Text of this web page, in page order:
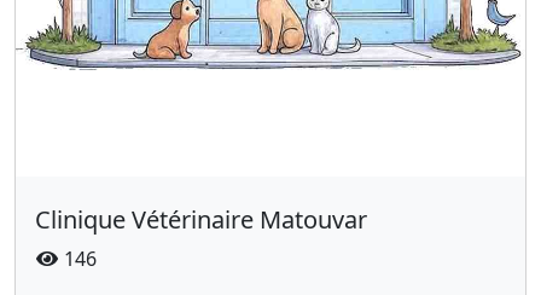
Clinique Vétérinaire Matouvar
146